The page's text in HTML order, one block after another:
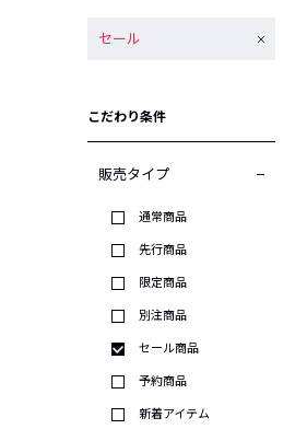
セール
こだわり条件
販売タイプ
通常商品
先行商品
限定商品
別注商品
セール商品
予約商品
新着アイテム